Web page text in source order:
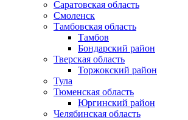
Саратовская область
Смоленск
Тамбовская область
Тамбов
Бондарский район
Тверская область
Торжокский район
Тула
Тюменская область
Юргинский район
Челябинская область